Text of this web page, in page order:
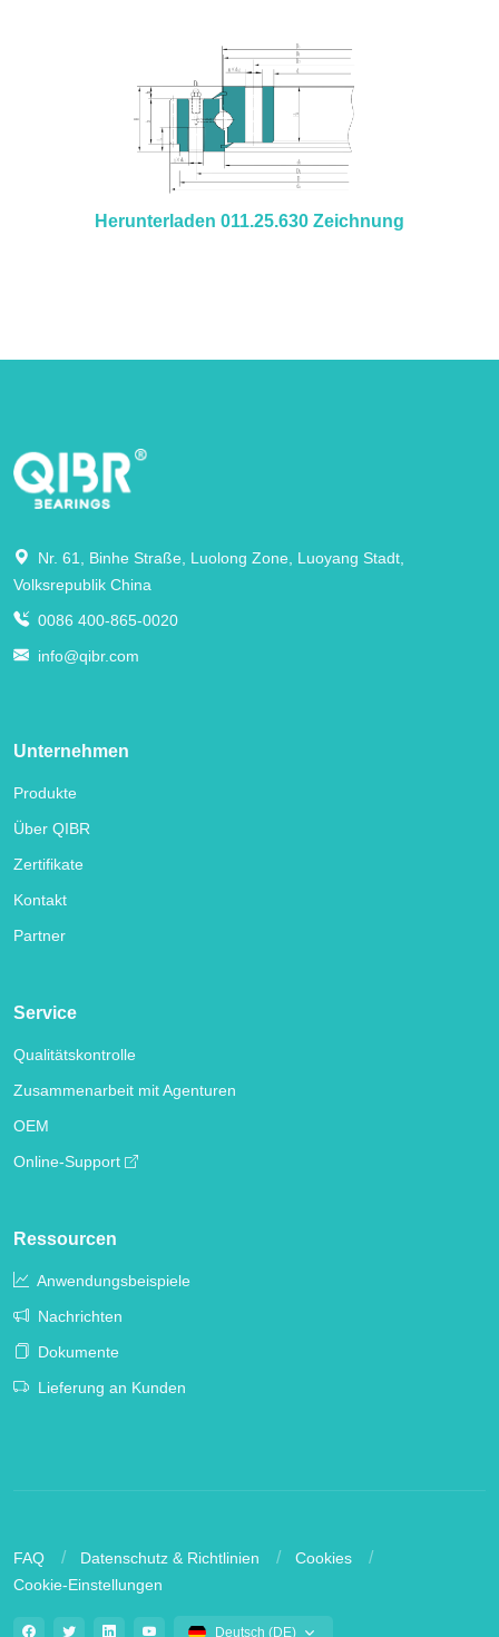
Herunterladen 011.25.630 Zeichnung
Nr. 61, Binhe Straße, Luolong Zone, Luoyang Stadt,
Volksrepublik China
0086 400-865-0020
info@qibr.com
Unternehmen
Produkte
Über QIBR
Zertifikate
Kontakt
Partner
Service
Qualitätskontrolle
Zusammenarbeit mit Agenturen
OEM
Online-Support
Ressourcen
Anwendungsbeispiele
Nachrichten
Dokumente
Lieferung an Kunden
FAQ Datenschutz & Richtlinien
Cookies
Cookie-Einstellungen
Deutsch (DE)